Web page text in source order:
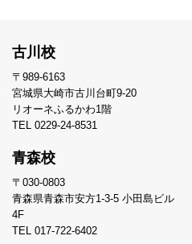
古川校
〒989-6163
宮城県大崎市古川台町9-20
リオーネふるかわ1階
TEL 0229-24-8531
青森校
〒030-0803
青森県青森市安方1-3-5 小田島ビル
4F
TEL 017-722-6402